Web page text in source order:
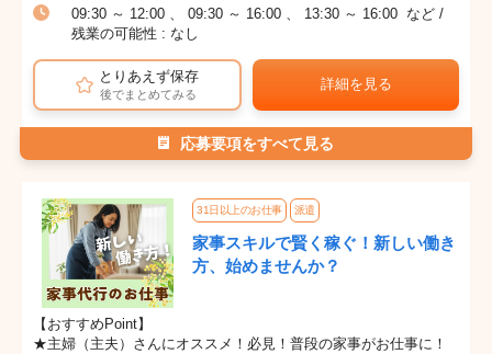
09:30 ～ 12:00 、 09:30 ～ 16:00 、 13:30 ～ 16:00 など /
残業の可能性 : なし
とりあえず保存
後でまとめてみる
詳細を見る
応募要項をすべて見る
31日以上のお仕事 派遣
家事スキルで賢く稼ぐ！新しい働き
方、始めませんか？
【おすすめPoint】
★主婦（主夫）さんにオススメ！必見！普段の家事がお仕事に！